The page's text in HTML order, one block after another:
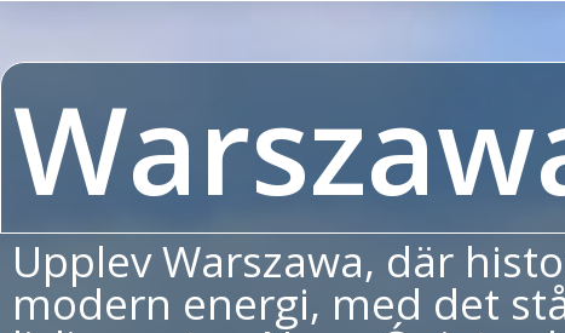
Upplev Warszawa, där
modern energi, med det